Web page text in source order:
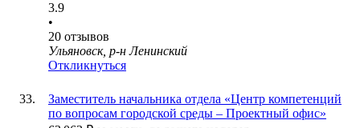
3.9
•
20 отзывов
Ульяновск, р-н Ленинский
Откликнуться
Заместитель начальника отдела «Центр компетенций
по вопросам городской среды – Проектный офис»